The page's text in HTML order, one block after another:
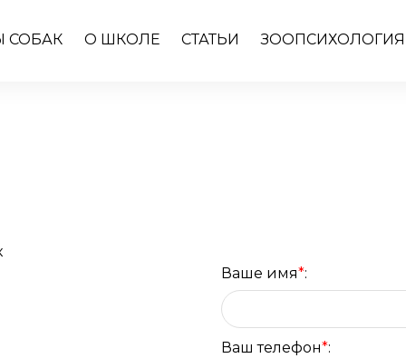
СОБАК О ШКОЛЕ СТАТЬИ ЗООПСИХОЛОГИЯ
Ваше имя :
Ваш телефон :